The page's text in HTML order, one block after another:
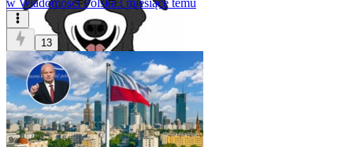
w Wiadomości Polska3 miesiące temu
13